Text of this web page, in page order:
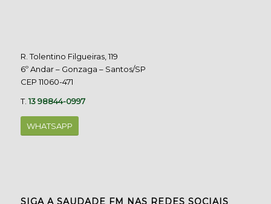
R. Tolentino Filgueiras, 119
6º Andar – Gonzaga – Santos/SP
CEP 11060-471
T.13 98844-0997
WHATSAPP
SIGA A SAUDADE FM NAS REDES SOCIAIS